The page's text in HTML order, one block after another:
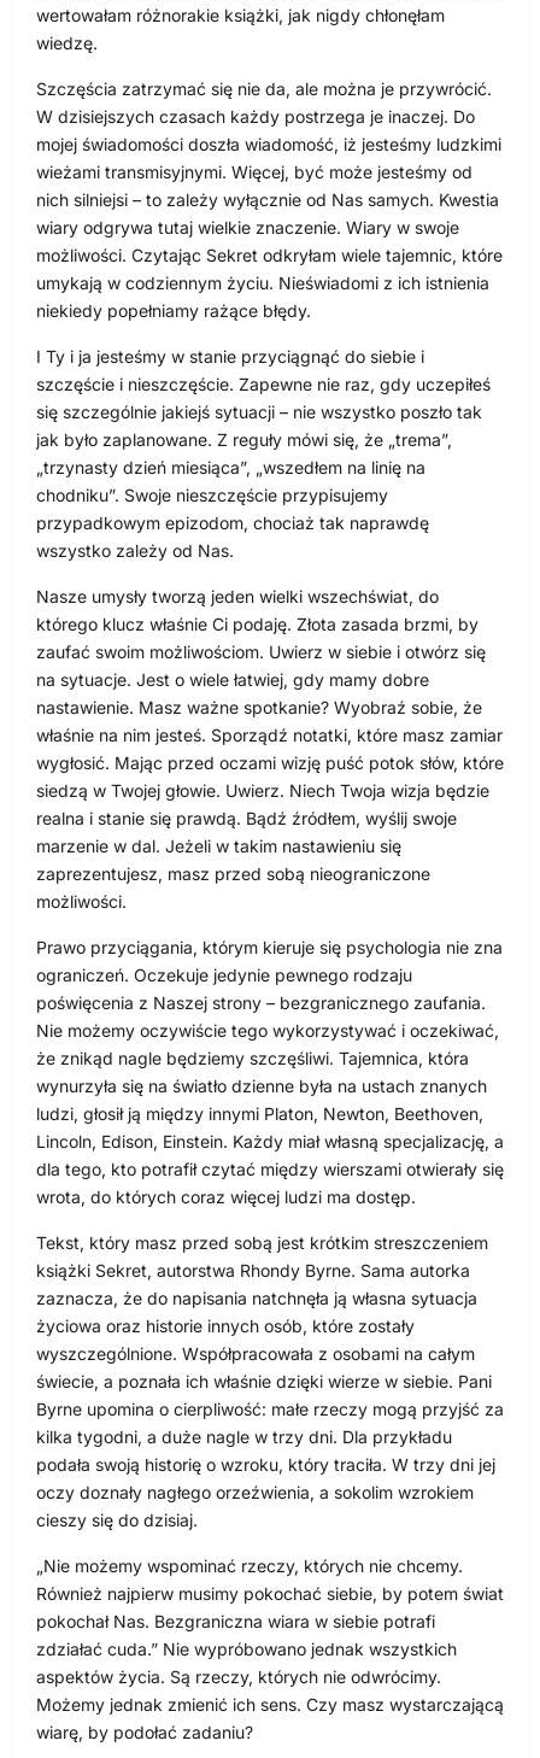
wertowałam różnorakie książki, jak nigdy chłonęłam
wiedzę.
Szczęścia zatrzymać się nie da, ale można je przywrócić.
W dzisiejszych czasach każdy postrzega je inaczej. Do
mojej świadomości doszła wiadomość, iż jesteśmy ludzkimi
wieżami transmisyjnymi. Więcej, być może jesteśmy od
nich silniejsi – to zależy wyłącznie od Nas samych. Kwestia
wiary odgrywa tutaj wielkie znaczenie. Wiary w swoje
możliwości. Czytając Sekret odkryłam wiele tajemnic, które
umykają w codziennym życiu. Nieświadomi z ich istnienia
niekiedy popełniamy rażące błędy.
I Ty i ja jesteśmy w stanie przyciągnąć do siebie i
szczęście i nieszczęście. Zapewne nie raz, gdy uczepiłeś
się szczególnie jakiejś sytuacji – nie wszystko poszło tak
jak było zaplanowane. Z reguły mówi się, że „trema”,
„trzynasty dzień miesiąca”, „wszedłem na linię na
chodniku”. Swoje nieszczęście przypisujemy
przypadkowym epizodom, chociaż tak naprawdę
wszystko zależy od Nas.
Nasze umysły tworzą jeden wielki wszechświat, do
którego klucz właśnie Ci podaję. Złota zasada brzmi, by
zaufać swoim możliwościom. Uwierz w siebie i otwórz się
na sytuacje. Jest o wiele łatwiej, gdy mamy dobre
nastawienie. Masz ważne spotkanie? Wyobraź sobie, że
właśnie na nim jesteś. Sporządź notatki, które masz zamiar
wygłosić. Mając przed oczami wizję puść potok słów, które
siedzą w Twojej głowie. Uwierz. Niech Twoja wizja będzie
realna i stanie się prawdą. Bądź źródłem, wyślij swoje
marzenie w dal. Jeżeli w takim nastawieniu się
zaprezentujesz, masz przed sobą nieograniczone
możliwości.
Prawo przyciągania, którym kieruje się psychologia nie zna
ograniczeń. Oczekuje jedynie pewnego rodzaju
poświęcenia z Naszej strony – bezgranicznego zaufania.
Nie możemy oczywiście tego wykorzystywać i oczekiwać,
że znikąd nagle będziemy szczęśliwi. Tajemnica, która
wynurzyła się na światło dzienne była na ustach znanych
ludzi, głosił ją między innymi Platon, Newton, Beethoven,
Lincoln, Edison, Einstein. Każdy miał własną specjalizację, a
dla tego, kto potrafił czytać między wierszami otwierały się
wrota, do których coraz więcej ludzi ma dostęp.
Tekst, który masz przed sobą jest krótkim streszczeniem
książki Sekret, autorstwa Rhondy Byrne. Sama autorka
zaznacza, że do napisania natchnęła ją własna sytuacja
życiowa oraz historie innych osób, które zostały
wyszczególnione. Współpracowała z osobami na całym
świecie, a poznała ich właśnie dzięki wierze w siebie. Pani
Byrne upomina o cierpliwość: małe rzeczy mogą przyjść za
kilka tygodni, a duże nagle w trzy dni. Dla przykładu
podała swoją historię o wzroku, który traciła. W trzy dni jej
oczy doznały nagłego orzeźwienia, a sokolim wzrokiem
cieszy się do dzisiaj.
„Nie możemy wspominać rzeczy, których nie chcemy.
Również najpierw musimy pokochać siebie, by potem świat
pokochał Nas. Bezgraniczna wiara w siebie potrafi
zdziałać cuda.” Nie wypróbowano jednak wszystkich
aspektów życia. Są rzeczy, których nie odwrócimy.
Możemy jednak zmienić ich sens. Czy masz wystarczającą
wiarę, by podołać zadaniu?